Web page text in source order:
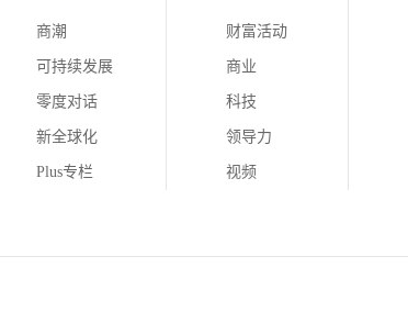
商潮
可持续发展
零度对话
新全球化
Plus专栏
财富活动
商业
科技
领导力
视频